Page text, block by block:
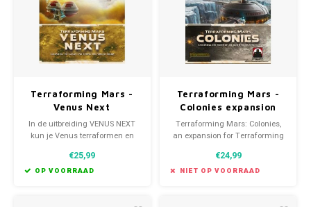
Terraforming Mars -
Venus Next
uitbreiding (NL)
In de uitbreiding VENUS NEXT
kun je Venus terraformen en
het zonnestelsel.
€25,99
OP VOORRAAD
Terraforming Mars -
Colonies expansion
(EN)
Terraforming Mars: Colonies,
an expansion for Terraforming
only the base game or with any
combination of expansions.
€24,99
NIET OP VOORRAAD